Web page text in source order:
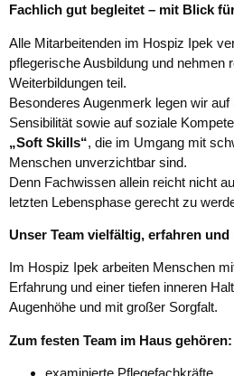
Fachlich gut begleitet – mit Blick
Alle Mitarbeitenden im Hospiz Ipek
pflegerische Ausbildung und nehmen
Weiterbildungen teil.
Besonderes Augenmerk legen wir
Sensibilität sowie auf soziale
„Soft Skills“, die im Umgang mit
Menschen unverzichtbar sind.
Denn Fachwissen allein reicht nicht
letzten Lebensphase gerecht zu
Unser Team vielfältig, erfahren
Im Hospiz Ipek arbeiten Menschen
Erfahrung und einer tiefen inneren
Augenhöhe und mit großer Sorgfalt.
Zum festen Team im Haus gehören: